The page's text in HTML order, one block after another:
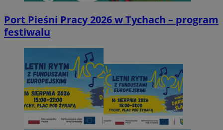
Port Pieśni Pracy 2026 w Tychach – program
festiwalu